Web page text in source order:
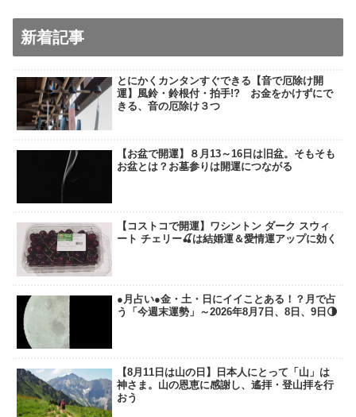
新着記事
とにかくカンタンすぐできる【音で厄除け開
運】風鈴・鈴根付・拍手!? お金をかけずにで
きる、音の厄除け３つ
【お盆で開運】８月13～16日は旧盆。そもそも
お盆とは？お墓参りは開運につながる
【コストコで開運】ワシントン ダーク スウィ
ート チェリー🍒は結婚運＆愛情運アップに効く
●月占い●金・土・日にイイことある！？月で占
う「今週末運勢」～2026年8月7日、8日、9日🌗
【8月11日は山の日】日本人にとって「山」は
神さま。山の恩恵に感謝し、遙拝・登山拝を行
おう